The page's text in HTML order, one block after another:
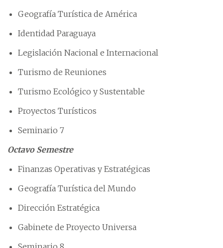
Geografía Turística de América
Identidad Paraguaya
Legislación Nacional e Internacional
Turismo de Reuniones
Turismo Ecológico y Sustentable
Proyectos Turísticos
Seminario 7
Octavo Semestre
Finanzas Operativas y Estratégicas
Geografía Turística del Mundo
Dirección Estratégica
Gabinete de Proyecto Universa